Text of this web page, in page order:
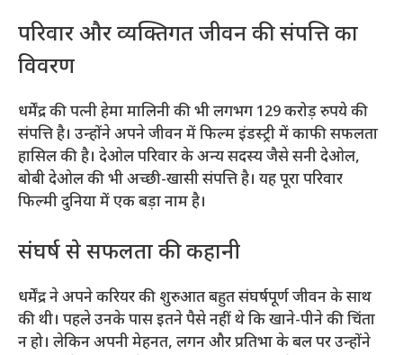
परिवार और व्यक्तिगत जीवन की संपत्ति का
विवरण
धर्मेंद्र की पत्नी हेमा मालिनी की भी लगभग 129 करोड़ रुपये की
संपत्ति है। उन्होंने अपने जीवन में फिल्म इंडस्ट्री में काफी सफलता
हासिल की है। देओल परिवार के अन्य सदस्य जैसे सनी देओल,
बोबी देओल की भी अच्छी-खासी संपत्ति है। यह पूरा परिवार
फिल्मी दुनिया में एक बड़ा नाम है।
संघर्ष से सफलता की कहानी
धर्मेंद्र ने अपने करियर की शुरुआत बहुत संघर्षपूर्ण जीवन के साथ
की थी। पहले उनके पास इतने पैसे नहीं थे कि खाने-पीने की चिंता
न हो। लेकिन अपनी मेहनत, लगन और प्रतिभा के बल पर उन्होंने